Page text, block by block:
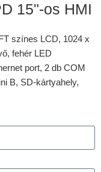
15"-os HMI
színes LCD, 1024 x
fehér LED
port, 2 db COM
B, SD-kártyahely,